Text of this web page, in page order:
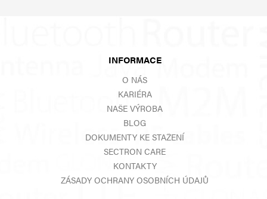
INFORMACE
O NÁS
KARIÉRA
NAŠE VÝROBA
BLOG
DOKUMENTY KE STAŽENÍ
SECTRON CARE
KONTAKTY
ZÁSADY OCHRANY OSOBNÍCH ÚDAJŮ